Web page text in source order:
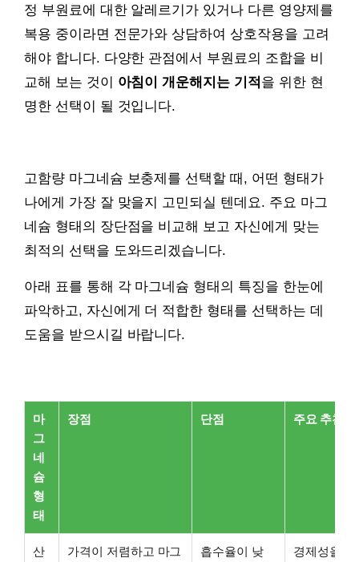
정 부원료에 대한 알레르기가 있거나 다른 영양제를
복용 중이라면 전문가와 상담하여 상호작용을 고려
해야 합니다. 다양한 관점에서 부원료의 조합을 비
교해 보는 것이 아침이 개운해지는 기적을 위한 현
명한 선택이 될 것입니다.
고함량 마그네슘 보충제를 선택할 때, 어떤 형태가
나에게 가장 잘 맞을지 고민되실 텐데요. 주요 마그
네슘 형태의 장단점을 비교해 보고 자신에게 맞는
최적의 선택을 도와드리겠습니다.
아래 표를 통해 각 마그네슘 형태의 특징을 한눈에
파악하고, 자신에게 더 적합한 형태를 선택하는 데
도움을 받으시길 바랍니다.
마
그
네
슘
형
태
장점 단점 주요 추천
산
가격이 저렴하고 마그
흡수율이 낮
경제성을